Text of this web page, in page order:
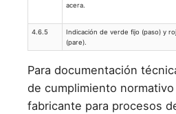
acera.
4.6.5
Indicación de verde fijo (paso) y
(pare).
Para documentación
de cumplimiento
fabricante para procesos